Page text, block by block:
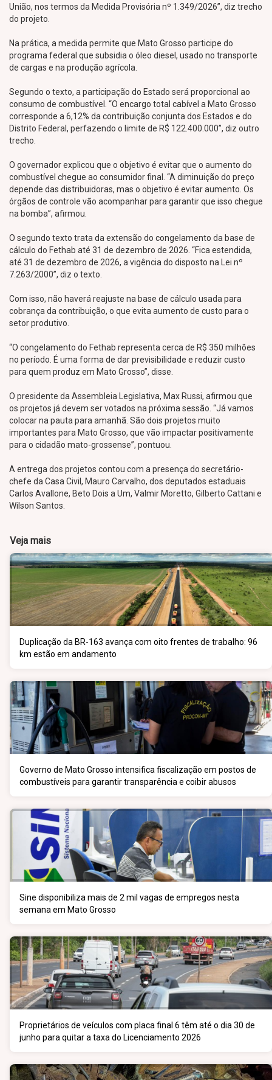
União, nos termos da Medida Provisória nº 1.349/2026”, diz trecho
do projeto.
Na prática, a medida permite que Mato Grosso participe do
programa federal que subsidia o óleo diesel, usado no transporte
de cargas e na produção agrícola.
Segundo o texto, a participação do Estado será proporcional ao
consumo de combustível. “O encargo total cabível a Mato Grosso
corresponde a 6,12% da contribuição conjunta dos Estados e do
Distrito Federal, perfazendo o limite de R$ 122.400.000”, diz outro
trecho.
O governador explicou que o objetivo é evitar que o aumento do
combustível chegue ao consumidor final. “A diminuição do preço
depende das distribuidoras, mas o objetivo é evitar aumento. Os
órgãos de controle vão acompanhar para garantir que isso chegue
na bomba”, afirmou.
O segundo texto trata da extensão do congelamento da base de
cálculo do Fethab até 31 de dezembro de 2026. “Fica estendida,
até 31 de dezembro de 2026, a vigência do disposto na Lei nº
7.263/2000”, diz o texto.
Com isso, não haverá reajuste na base de cálculo usada para
cobrança da contribuição, o que evita aumento de custo para o
setor produtivo.
“O congelamento do Fethab representa cerca de R$ 350 milhões
no período. É uma forma de dar previsibilidade e reduzir custo
para quem produz em Mato Grosso”, disse.
O presidente da Assembleia Legislativa, Max Russi, afirmou que
os projetos já devem ser votados na próxima sessão. “Já vamos
colocar na pauta para amanhã. São dois projetos muito
importantes para Mato Grosso, que vão impactar positivamente
para o cidadão mato-grossense”, pontuou.
A entrega dos projetos contou com a presença do secretário-
chefe da Casa Civil, Mauro Carvalho, dos deputados estaduais
Carlos Avallone, Beto Dois a Um, Valmir Moretto, Gilberto Cattani e
Wilson Santos.
Veja mais
Duplicação da BR-163 avança com oito frentes de trabalho: 96
km estão em andamento
Governo de Mato Grosso intensifica fiscalização em postos de
combustíveis para garantir transparência e coibir abusos
Sine disponibiliza mais de 2 mil vagas de empregos nesta
semana em Mato Grosso
Proprietários de veículos com placa final 6 têm até o dia 30 de
junho para quitar a taxa do Licenciamento 2026